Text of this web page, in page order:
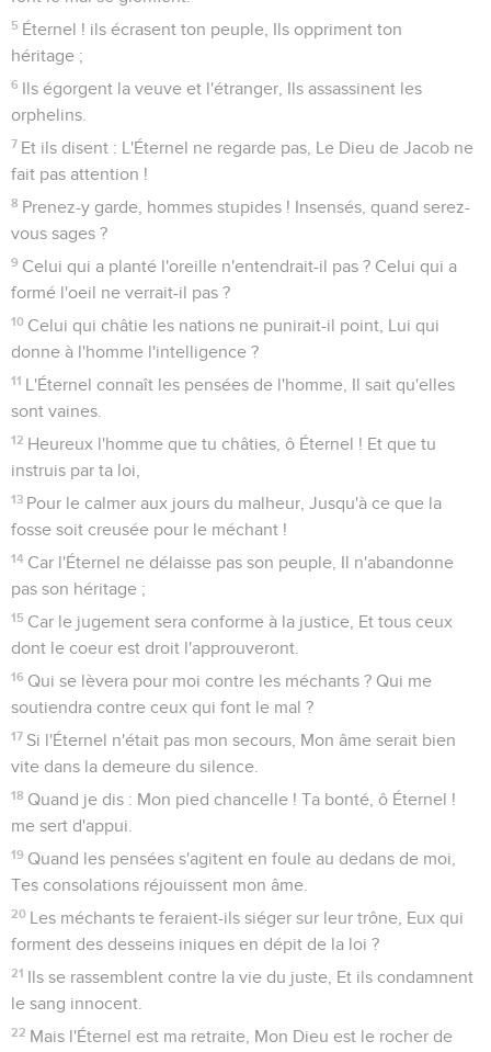
5 Éternel ! ils écrasent ton peuple, Ils oppriment ton
héritage ;
6 Ils égorgent la veuve et l'étranger, Ils assassinent les
orphelins.
7 Et ils disent : L'Éternel ne regarde pas, Le Dieu de Jacob ne
fait pas attention !
8 Prenez-y garde, hommes stupides ! Insensés, quand serez-
vous sages ?
9 Celui qui a planté l'oreille n'entendrait-il pas ? Celui qui a
formé l'oeil ne verrait-il pas ?
10 Celui qui châtie les nations ne punirait-il point, Lui qui
donne à l'homme l'intelligence ?
11 L'Éternel connaît les pensées de l'homme, Il sait qu'elles
sont vaines.
12 Heureux l'homme que tu châties, ô Éternel ! Et que tu
instruis par ta loi,
13 Pour le calmer aux jours du malheur, Jusqu'à ce que la
fosse soit creusée pour le méchant !
14 Car l'Éternel ne délaisse pas son peuple, Il n'abandonne
pas son héritage ;
15 Car le jugement sera conforme à la justice, Et tous ceux
dont le coeur est droit l'approuveront.
16 Qui se lèvera pour moi contre les méchants ? Qui me
soutiendra contre ceux qui font le mal ?
17 Si l'Éternel n'était pas mon secours, Mon âme serait bien
vite dans la demeure du silence.
18 Quand je dis : Mon pied chancelle ! Ta bonté, ô Éternel !
me sert d'appui.
19 Quand les pensées s'agitent en foule au dedans de moi,
Tes consolations réjouissent mon âme.
20 Les méchants te feraient-ils siéger sur leur trône, Eux qui
forment des desseins iniques en dépit de la loi ?
21 Ils se rassemblent contre la vie du juste, Et ils condamnent
le sang innocent.
22 Mais l'Éternel est ma retraite, Mon Dieu est le rocher de